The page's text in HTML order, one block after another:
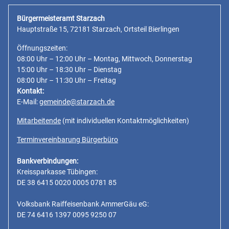
Bürgermeisteramt Starzach
Hauptstraße 15, 72181 Starzach, Ortsteil Bierlingen
Öffnungszeiten:
08:00 Uhr – 12:00 Uhr – Montag, Mittwoch, Donnerstag
15:00 Uhr – 18:30 Uhr – Dienstag
08:00 Uhr – 11:30 Uhr – Freitag
Kontakt:
E-Mail:gemeinde@starzach.de
Mitarbeitende (mit individuellen Kontaktmöglichkeiten)
Terminvereinbarung Bürgerbüro
Bankverbindungen:
Kreissparkasse Tübingen:
DE 38 6415 0020 0005 0781 85
Volksbank Raiffeisenbank AmmerGäu eG:
DE 74 6416 1397 0095 9250 07